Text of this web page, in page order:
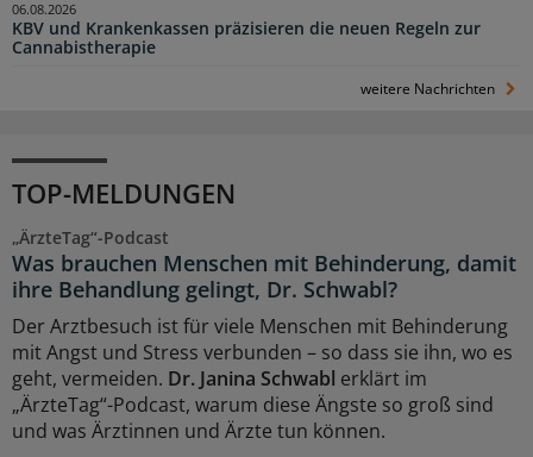
KBV und Krankenkassen präzisieren die neuen Regeln zur
Cannabistherapie
06.08.2026
weitere Nachrichten
TOP-MELDUNGEN
„ÄrzteTag“-Podcast
Was brauchen Menschen mit Behinderung, damit
ihre Behandlung gelingt, Dr. Schwabl?
Der Arztbesuch ist für viele Menschen mit Behinderung
mit Angst und Stress verbunden – so dass sie ihn, wo es
geht, vermeiden. Dr. Janina Schwabl erklärt im
„ÄrzteTag“-Podcast, warum diese Ängste so groß sind
und was Ärztinnen und Ärzte tun können.